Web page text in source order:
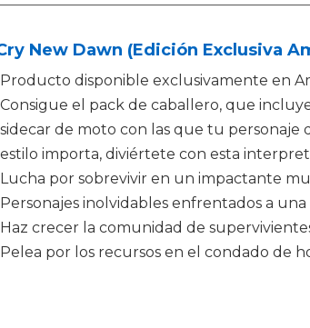
New Dawn (Edición Exclusiva
Producto disponible exclusivamente en
Consigue el pack de caballero, que
sidecar de moto con las que tu
estilo importa, diviértete con esta
Lucha por sobrevivir en un impactante
Personajes inolvidables enfrentados a
Haz crecer la comunidad de
Pelea por los recursos en el condado de